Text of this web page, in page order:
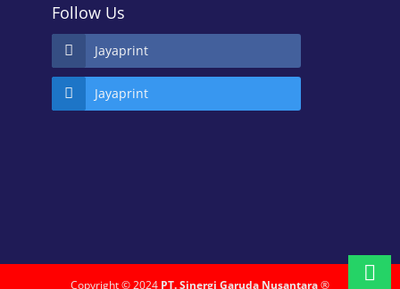
Follow Us
Jayaprint
Jayaprint
Copyright © 2024 PT. Sinergi Garuda Nusantara®